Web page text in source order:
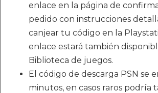
enlace en la página de
pedido con instrucciones
canjear tu código en la
enlace estará también
Biblioteca de juegos.
El código de descarga PSN se
minutos, en casos raros podría